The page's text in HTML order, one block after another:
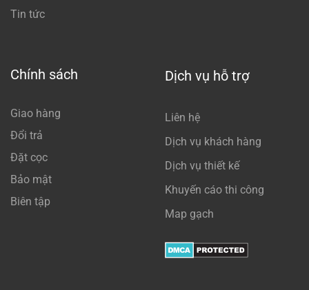
Tin tức
Chính sách
Giao hàng
Đổi trả
Đặt cọc
Bảo mật
Biên tập
Dịch vụ hỗ trợ
Liên hệ
Dịch vụ khách hàng
Dịch vụ thiết kế
Khuyến cáo thi công
Map gạch